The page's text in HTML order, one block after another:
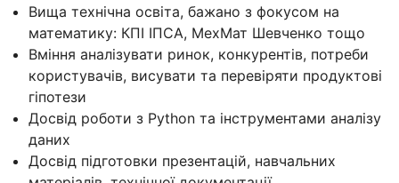
Вища технічна освіта, бажано з фокусом на
математику: КПІ ІПСА, МехМат Шевченко тощо
Вміння аналізувати ринок, конкурентів, потреби
користувачів, висувати та перевіряти продуктові
гіпотези
Досвід роботи з Python та інструментами аналізу
даних
Досвід підготовки презентацій, навчальних